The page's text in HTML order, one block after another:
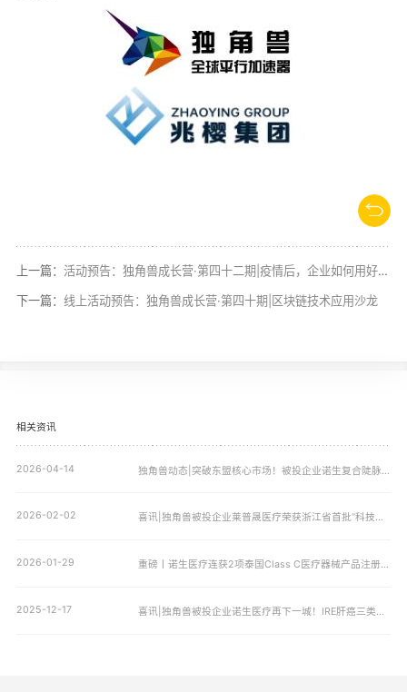
上一篇： 活动预告：独角兽成长营·第四十二期|疫情后，企业如何用好法律扩大融资规模
下一篇： 线上活动预告：独角兽成长营·第四十期|区块链技术应用沙龙
相关资讯
2026-04-14
2026-02-02 喜讯|独角兽被投企业莱普晟医疗荣获浙江省首批“科技新小龙”企业
2026-01-29 重磅丨诺生医疗连获2项泰国Class C医疗器械产品注册证！东南亚市场准入再获重大突破！
2025-12-17 喜讯|独角兽被投企业诺生医疗再下一城！IRE肝癌三类证获批